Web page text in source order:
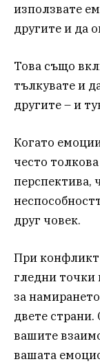
използвате
другите и да
Това също
тълкувате и
другите – и
Когато
често
перспектива,
друг човек.
При конфликт
гледни точки
за
двете страни.
вашите
вашата